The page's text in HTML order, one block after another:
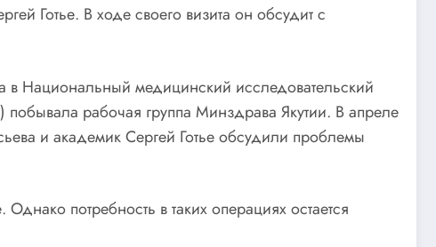
Готье. В ходе своего визита он обсудит с
в Национальный медицинский исследовательский
побывала рабочая группа Минздрава Якутии. В апреле
и академик Сергей Готье обсудили проблемы
потребность в таких операциях остается